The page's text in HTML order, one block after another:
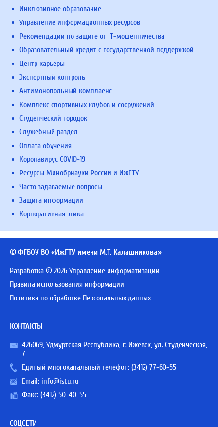
Инклюзивное образование
Управление информационных ресурсов
Рекомендации по защите от IT-мошенничества
Образовательный кредит с государственной поддержкой
Центр карьеры
Экспортный контроль
Антимонопольный комплаенс
Комплекс спортивных клубов и сооружений
Студенческий городок
Служебный раздел
Оплата обучения
Коронавирус COVID-19
Ресурсы Минобрнауки России и ИжГТУ
Часто задаваемые вопросы
Защита информации
Корпоративная этика
© ФГБОУ ВО «ИжГТУ имени М.Т. Калашникова»
Разработка © 2026 Управление информатизации
Правила использования информации
Политика по обработке Персональных данных
КОНТАКТЫ
426069, Удмуртская Республика, г. Ижевск, ул. Студенческая,
7
Единый многоканальный телефон: (3412) 77-60-55
Email: info@istu.ru
Факс: (3412) 50-40-55
СОЦСЕТИ